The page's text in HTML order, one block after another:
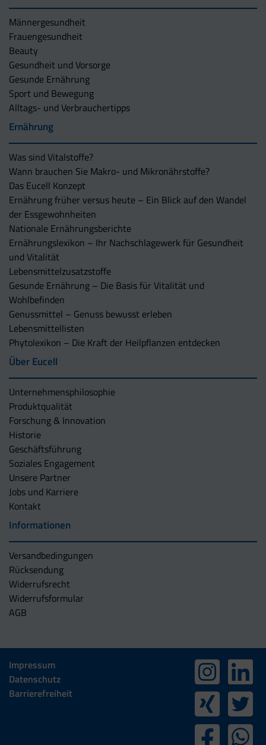
Männergesundheit
Frauengesundheit
Beauty
Gesundheit und Vorsorge
Gesunde Ernährung
Sport und Bewegung
Alltags- und Verbrauchertipps
Ernährung
Was sind Vitalstoffe?
Wann brauchen Sie Makro- und Mikronährstoffe?
Das Eucell Konzept
Ernährung früher versus heute – Ein Blick auf den Wandel
der Essgewohnheiten
Nationale Ernährungsberichte
Ernährungslexikon – Ihr Nachschlagewerk für Gesundheit
und Vitalität
Lebensmittelzusatzstoffe
Gesunde Ernährung – Die Basis für Vitalität und
Wohlbefinden
Genussmittel – Genuss bewusst erleben
Lebensmittellisten
Phytolexikon – Die Kraft der Heilpflanzen entdecken
Über Eucell
Unternehmens­philosophie
Produktqualität
Forschung & Innovation
Historie
Geschäftsführung
Soziales Engagement
Unsere Partner
Jobs und Karriere
Kontakt
Informationen
Versandbedingungen
Rücksendung
Widerrufsrecht
Widerrufsformular
AGB
Impressum
Datenschutz
Barrierefreiheit